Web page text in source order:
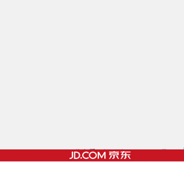
©2017 - 2020 / 信息看 /粤ICP备17153186号-2，